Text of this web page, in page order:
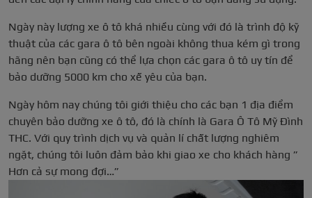
Ngày này lượng xe ô tô khá nhiều cùng với đó là trình độ kỹ
thuật của các gara ô tô bên ngoài không thua kém gì trong
hãng nên bạn cũng có thể lựa chọn các gara ô tô uy tín để
bảo dưỡng 5000 km cho xế yêu của bạn.
Ngày hôm nay chúng tôi giới thiệu cho các bạn 1 địa điểm
chuyên bảo dưỡng xe ô tô, đó là chính là Gara Ô Tô Mỹ Đình
THC. Với quy trình dịch vụ và quản lí chất lượng nghiêm
ngặt, chúng tôi luôn đảm bảo khi giao xe cho khách hàng ”
Hơn cả sự mong đợi…”